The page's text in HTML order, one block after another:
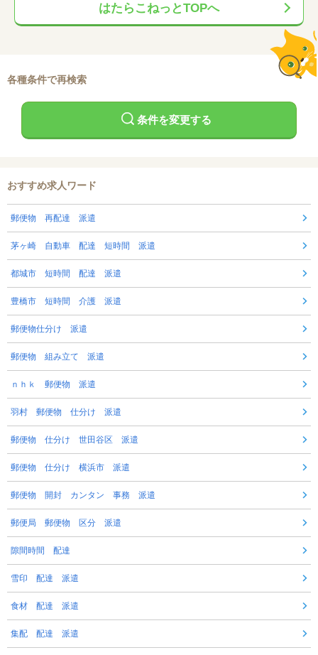
はたらこねっとTOPへ
各種条件で再検索
条件を変更する
おすすめ求人ワード
郵便物 再配達 派遣
茅ヶ崎 自動車 配達 短時間 派遣
都城市 短時間 配達 派遣
豊橋市 短時間 介護 派遣
郵便物仕分け 派遣
郵便物 組み立て 派遣
ｎｈｋ 郵便物 派遣
羽村 郵便物 仕分け 派遣
郵便物 仕分け 世田谷区 派遣
郵便物 仕分け 横浜市 派遣
郵便物 開封 カンタン 事務 派遣
郵便局 郵便物 区分 派遣
隙間時間 配達
雪印 配達 派遣
食材 配達 派遣
集配 配達 派遣